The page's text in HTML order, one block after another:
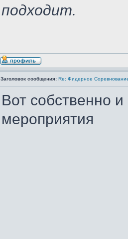
подходит.
Заголовок сообщения: Re: Фидерное
Вот собственно
мероприятия